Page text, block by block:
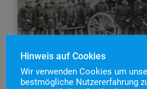
Hinweis auf Cookies
Wir verwenden Cookies um
bestmögliche Nutzererfahrung